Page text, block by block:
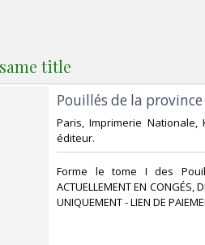
title
‎Pouillés de la province
‎Paris, Imprimerie Nationale,
éditeur. ‎
‎Forme le tome I des
ACTUELLEMENT EN CONGÉS,
UNIQUEMENT - LIEN DE